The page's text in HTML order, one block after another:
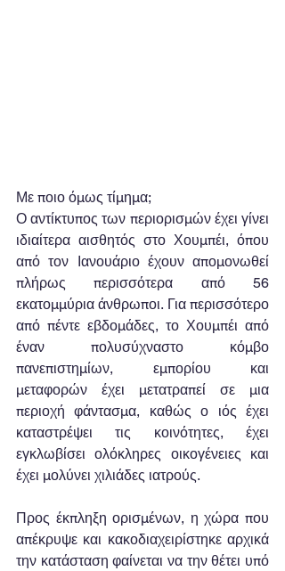
Με ποιο όμως τίμημα;
Ο αντίκτυπος των περιορισμών έχει γίνει
ιδιαίτερα αισθητός στο Χουμπέι, όπου
από τον Ιανουάριο έχουν απομονωθεί
πλήρως περισσότερα από 56
εκατομμύρια άνθρωποι. Για περισσότερο
από πέντε εβδομάδες, το Χουμπέι από
έναν πολυσύχναστο κόμβο
πανεπιστημίων, εμπορίου και
μεταφορών έχει μετατραπεί σε μια
περιοχή φάντασμα, καθώς ο ιός έχει
καταστρέψει τις κοινότητες, έχει
εγκλωβίσει ολόκληρες οικογένειες και
έχει μολύνει χιλιάδες ιατρούς.
Προς έκπληξη ορισμένων, η χώρα που
απέκρυψε και κακοδιαχειρίστηκε αρχικά
την κατάσταση φαίνεται να την θέτει υπό